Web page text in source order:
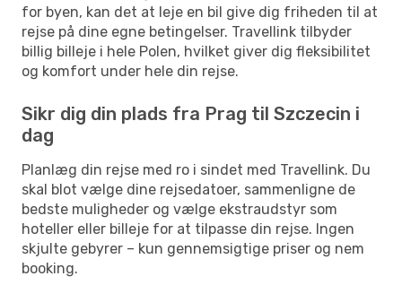
for byen, kan det at leje en bil give dig friheden til at
rejse på dine egne betingelser. Travellink tilbyder
billig billeje i hele Polen, hvilket giver dig fleksibilitet
og komfort under hele din rejse.
Sikr dig din plads fra Prag til Szczecin i
dag
Planlæg din rejse med ro i sindet med Travellink. Du
skal blot vælge dine rejsedatoer, sammenligne de
bedste muligheder og vælge ekstraudstyr som
hoteller eller billeje for at tilpasse din rejse. Ingen
skjulte gebyrer – kun gennemsigtige priser og nem
booking.